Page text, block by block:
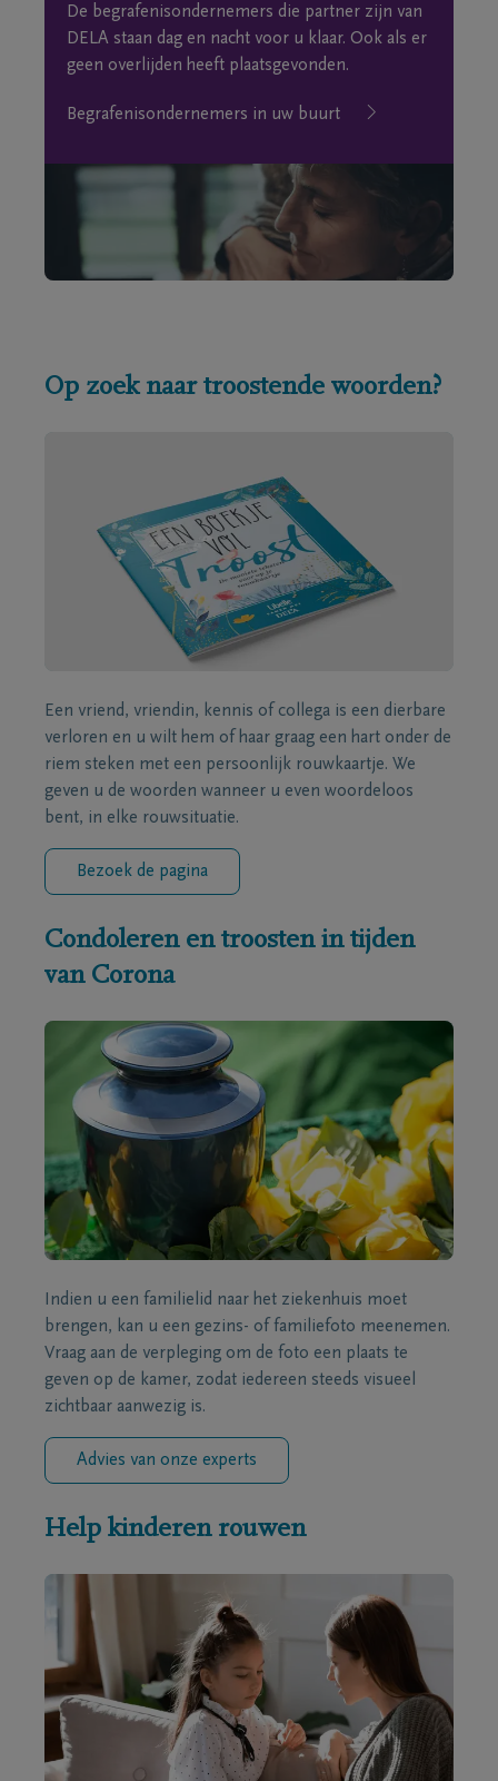
De begrafenisondernemers die partner zijn van
DELA staan dag en nacht voor u klaar. Ook als er
geen overlijden heeft plaatsgevonden.
Begrafenisondernemers in uw buurt
Op zoek naar troostende woorden?
Een vriend, vriendin, kennis of collega is een dierbare
verloren en u wilt hem of haar graag een hart onder de
riem steken met een persoonlijk rouwkaartje. We
geven u de woorden wanneer u even woordeloos
bent, in elke rouwsituatie.
Bezoek de pagina
Condoleren en troosten in tijden
van Corona
Indien u een familielid naar het ziekenhuis moet
brengen, kan u een gezins- of familiefoto meenemen.
Vraag aan de verpleging om de foto een plaats te
geven op de kamer, zodat iedereen steeds visueel
zichtbaar aanwezig is.
Advies van onze experts
Help kinderen rouwen